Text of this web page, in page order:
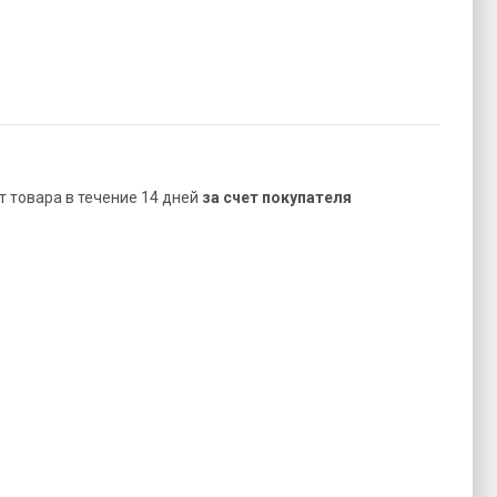
товара в течение 14 дней за счет покупателя